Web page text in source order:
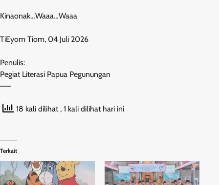
Kinaonak…Waaa…Waaa
TiEyom Tiom, 04 Juli 2026
Penulis:
Pegiat Literasi Papua Pegunungan
——
18 kali dilihat , 1 kali dilihat hari ini
Terkait